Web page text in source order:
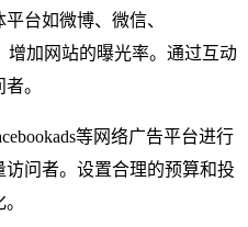
台如微博、微信、
增加网站的曝光率。通过互动
。
等网络广告平台进行
问者。设置合理的预算和投